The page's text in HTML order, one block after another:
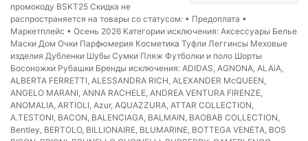
промокоду BSKT25 Скидка не
распространяется на товары со статусом: • Предоплата •
Маркетплейс • Осень 2026 Категории исключения: Аксессуары Белье
Маски Дом Очки Парфюмерия Косметика Туфли Леггинсы Меховые
изделия Дубленки Шубы Сумки Пляж Футболки и поло Шорты
Босоножки Рубашки Бренды исключения: ADIDAS, AGNONA, ALAiA,
ALBERTA FERRETTI, ALESSANDRA RICH, ALEXANDER McQUEEN,
ANGELO MARANI, ANNA RACHELE, ANDREA VENTURA FIRENZE,
ANOMALIA, ARTIOLI, Azur, AQUAZZURA, ATTAR COLLECTION,
A.TESTONI, BACON, BALENСIAGA, BALMAIN, BAOBAB COLLECTION,
Bentley, BERTOLO, BILLIONAIRE, BLUMARINE, BOTTEGA VENETA, BOS